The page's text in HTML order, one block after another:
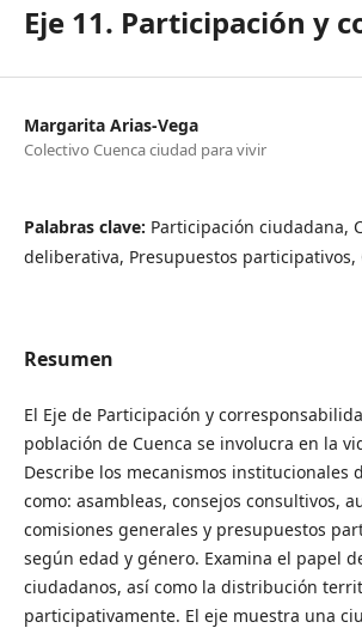
Eje 11. Participación y
Margarita Arias-Vega
Colectivo Cuenca ciudad para vivir
Palabras clave: Participación ciudadana,
deliberativa, Presupuestos participativos,
Resumen
El Eje de Participación y
población de Cuenca se involucra en la
Describe los mecanismos institucionales
como: asambleas, consejos consultivos,
comisiones generales y presupuestos
según edad y género. Examina el papel
ciudadanos, así como la distribución
participativamente. El eje muestra una